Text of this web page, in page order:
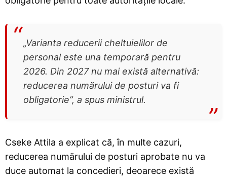
„Varianta reducerii cheltuielilor de
personal este una temporară pentru
2026. Din 2027 nu mai există alternativă:
reducerea numărului de posturi va fi
obligatorie”, a spus ministrul.
Cseke Attila a explicat că, în multe cazuri,
reducerea numărului de posturi aprobate nu va
duce automat la concedieri, deoarece există